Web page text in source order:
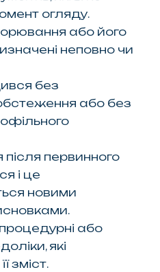
огляду.
або його
неповно чи
без
або без
після первинного
і це
новими
або
які
зміст.